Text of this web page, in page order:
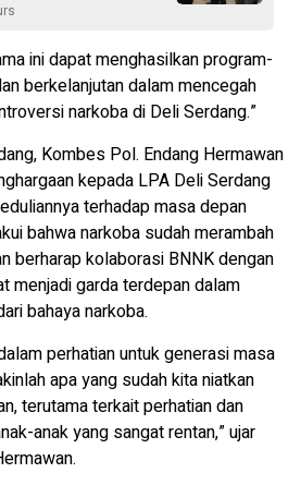
ini dapat menghasilkan program-
berkelanjutan dalam mencegah
narkoba di Deli Serdang.”
Kombes Pol. Endang Hermawan
kepada LPA Deli Serdang
terhadap masa depan
bahwa narkoba sudah merambah
berharap kolaborasi BNNK dengan
menjadi garda terdepan dalam
bahaya narkoba.
perhatian untuk generasi masa
apa yang sudah kita niatkan
terutama terkait perhatian dan
anak yang sangat rentan,” ujar